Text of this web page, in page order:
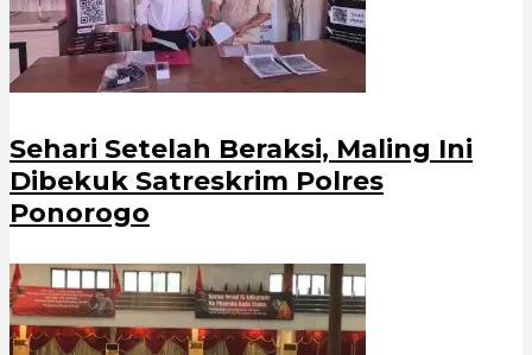
Sehari Setelah Beraksi, Maling Ini
Dibekuk Satreskrim Polres
Ponorogo